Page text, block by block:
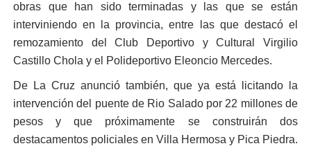
obras que han sido terminadas y las que se están
interviniendo en la provincia, entre las que destacó el
remozamiento del Club Deportivo y Cultural Virgilio
Castillo Chola y el Polideportivo Eleoncio Mercedes.
De La Cruz anunció también, que ya está licitando la
intervención del puente de Rio Salado por 22 millones de
pesos y que próximamente se construirán dos
destacamentos policiales en Villa Hermosa y Pica Piedra.